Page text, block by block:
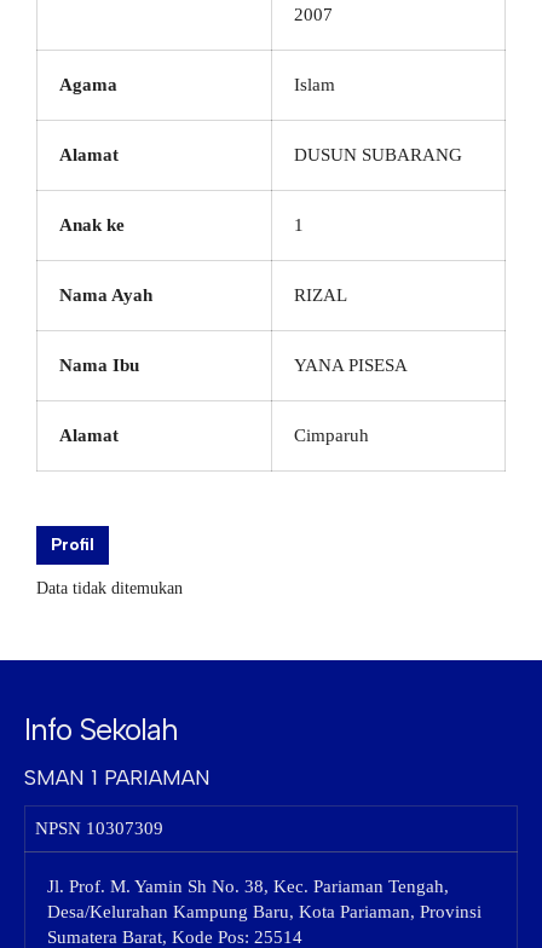
2007
Agama Islam
Alamat DUSUN SUBARANG
Anak ke 1
Nama Ayah RIZAL
Nama Ibu YANA PISESA
Alamat Cimparuh
Profil
Data tidak ditemukan
Info Sekolah
SMAN 1 PARIAMAN
NPSN 10307309
Jl. Prof. M. Yamin Sh No. 38, Kec. Pariaman Tengah,
Desa/Kelurahan Kampung Baru, Kota Pariaman, Provinsi
Sumatera Barat, Kode Pos: 25514